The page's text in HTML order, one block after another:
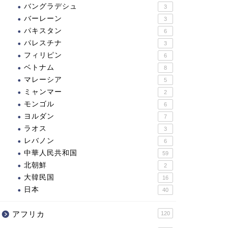
バングラデシュ 3
バーレーン 3
パキスタン 6
パレスチナ 3
フィリピン 6
ベトナム 8
マレーシア 5
ミャンマー 2
モンゴル 6
ヨルダン 7
ラオス 3
レバノン 6
中華人民共和国 59
北朝鮮 2
大韓民国 16
日本 40
アフリカ 120